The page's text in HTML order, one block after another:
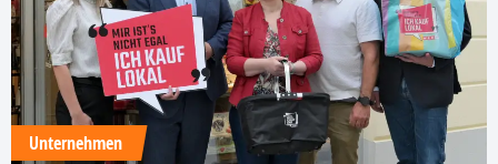
Unternehmen